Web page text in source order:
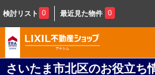
検討リスト 0 最近見た物件 0
さいたま市北区のお役立ち